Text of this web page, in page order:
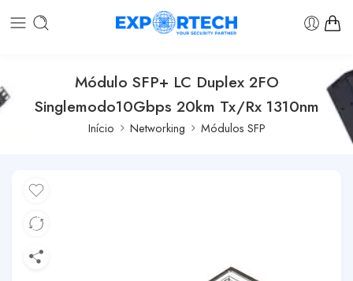
Módulo SFP+ LC Duplex 2FO
Singlemodo10Gbps 20km Tx/Rx 1310nm
Início Networking Módulos SFP